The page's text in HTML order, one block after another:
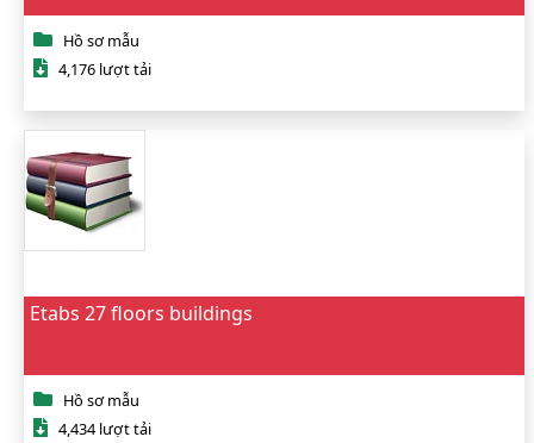
Hồ sơ mẫu
4,176 lượt tải
Etabs 27 floors buildings
Hồ sơ mẫu
4,434 lượt tải